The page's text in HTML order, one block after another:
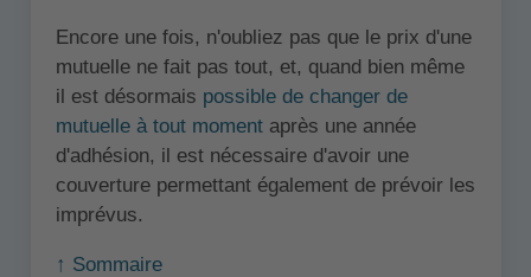
Encore une fois, n'oubliez pas que le prix d'une
mutuelle ne fait pas tout, et, quand bien même
il est désormais possible de changer de
mutuelle à tout momentaprès une année
d'adhésion, il est nécessaire d'avoir une
couverture permettant également de prévoir les
imprévus.
↑ Sommaire